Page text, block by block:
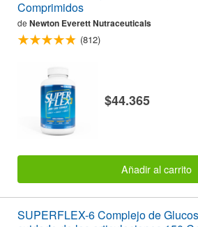
Comprimidos
de Newton Everett Nutraceuticals
(812)
$44.365
Añadir al carrito
SUPERFLEX-6 Complejo de